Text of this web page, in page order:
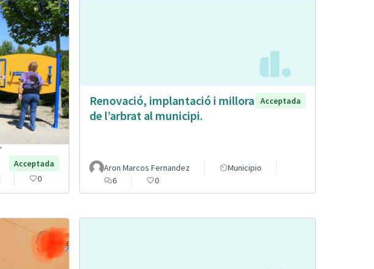
Acceptada
0
Renovació, implantació i millora
de l’arbrat al municipi.
Acceptada
Aron Marcos Fernandez
Municipio
6
0